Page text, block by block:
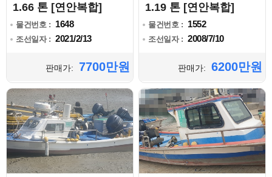
1.66 톤 [연안복합]
물건번호 : 1648
조선일자 : 2021/2/13
판매가: 7700만원
1.19 톤 [연안복합]
물건번호 : 1552
조선일자 : 2008/7/10
판매가: 6200만원